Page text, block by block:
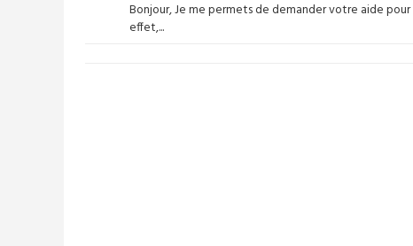
Bonjour, Je me permets de demander votre aide
effet,...